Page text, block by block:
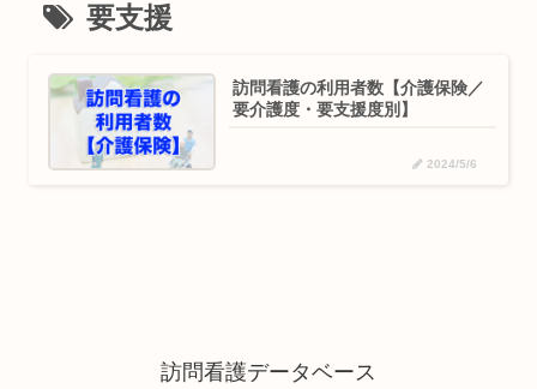
要支援
訪問看護の利用者数【介護保険／
要介護度・要支援度別】
2024/5/6
訪問看護データベース